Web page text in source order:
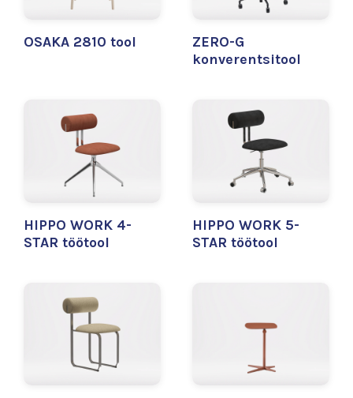
OSAKA 2810 tool
ZERO-G
konverentsitool
HIPPO WORK 4-
STAR töötool
HIPPO WORK 5-
STAR töötool